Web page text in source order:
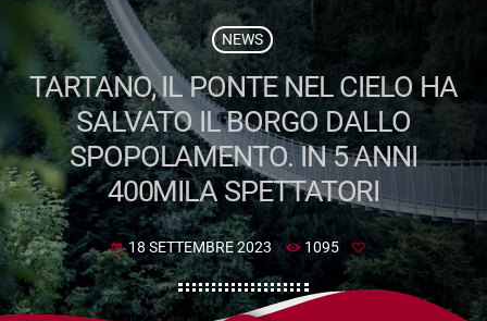
NEWS
TARTANO, IL PONTE NEL CIELO HA
SALVATO IL BORGO DALLO
SPOPOLAMENTO. IN 5 ANNI
400MILA SPETTATORI
today 18 SETTEMBRE 2023 1095